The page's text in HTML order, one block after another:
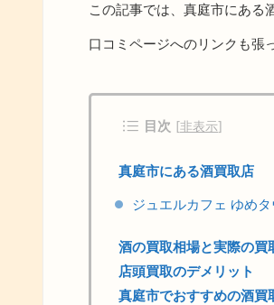
この記事では、真庭市にある
口コミページへのリンクも張
目次 [非表示]
真庭市にある酒買取店
ジュエルカフェ ゆめ
酒の買取相場と実際の買
店頭買取のデメリット
真庭市でおすすめの酒買